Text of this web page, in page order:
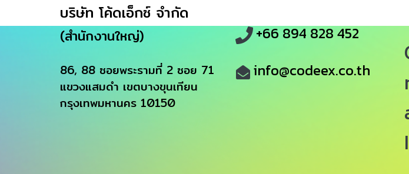
บริษัท โค้ดเอ็กซ์ จำกัด
(สำนักงานใหญ่)
86, 88 ซอยพระรามที่ 2 ซอย 71
แขวงแสมดำ เขตบางขุนเทียน
กรุงเทพมหานคร 10150
+66 894 828 452
info@codeex.co.th